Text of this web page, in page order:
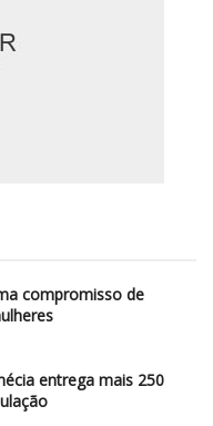
compromisso de
entrega mais 250